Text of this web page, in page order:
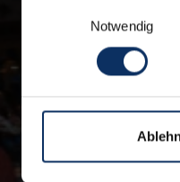
Notwendig